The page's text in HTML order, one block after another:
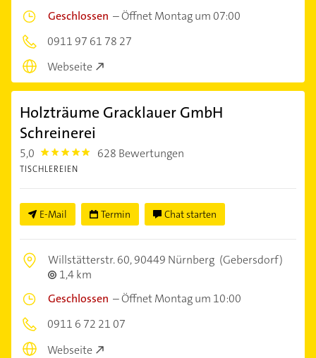
Geschlossen –Öffnet Montag um 07:00
0911 97 61 78 27
Webseite
Holzträume Gracklauer GmbH
Schreinerei
5,0 5.0 628 Bewertungen
TISCHLEREIEN
E-Mail Termin Chat starten
Willstätterstr. 60,90449 Nürnberg (Gebersdorf)
1,4 km
Geschlossen –Öffnet Montag um 10:00
0911 6 72 21 07
Webseite